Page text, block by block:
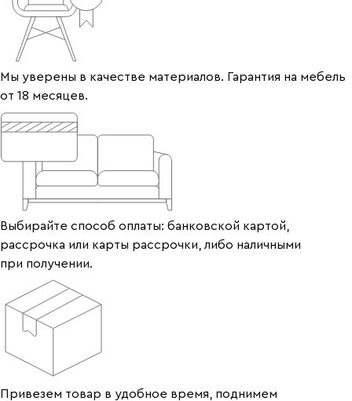
Мы уверены в качестве материалов. Гарантия на мебель
от 18 месяцев.
Выбирайте способ оплаты: банковской картой,
рассрочка или карты рассрочки, либо наличными
при получении.
Привезем товар в удобное время, поднимем